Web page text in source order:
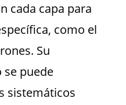
cada capa para
como el
Su
puede
sistemáticos